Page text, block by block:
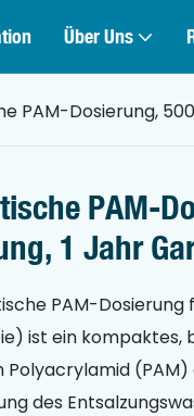
Über Uns
PAM-Dosierung,
PAM-
1 Jahr
PAM-Dosierung
ist ein kompaktes,
des